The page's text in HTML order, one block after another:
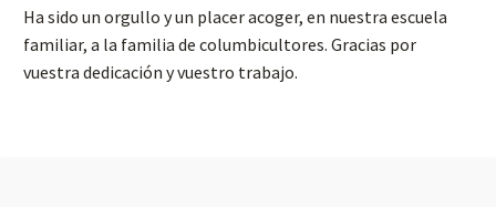
Ha sido un orgullo y un placer acoger, en nuestra escuela
familiar, a la familia de columbicultores. Gracias por
vuestra dedicación y vuestro trabajo.